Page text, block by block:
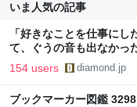
いま人気の記事
「好きなことを仕事に
て、ぐうの音も出なかっ
154 users diamond.jp
ブックマーカー図鑑